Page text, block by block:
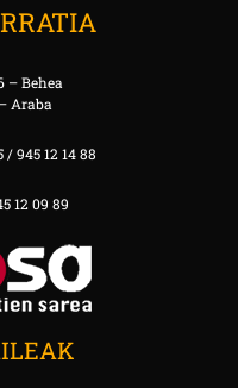
– Behea
Araba
/ 945 12 14 88
12 09 89